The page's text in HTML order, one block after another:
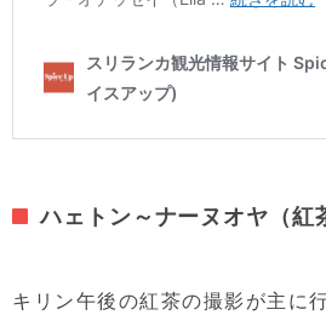
ハェトン～ナーヌオヤ（紅
キリン午後の紅茶の撮影が主に